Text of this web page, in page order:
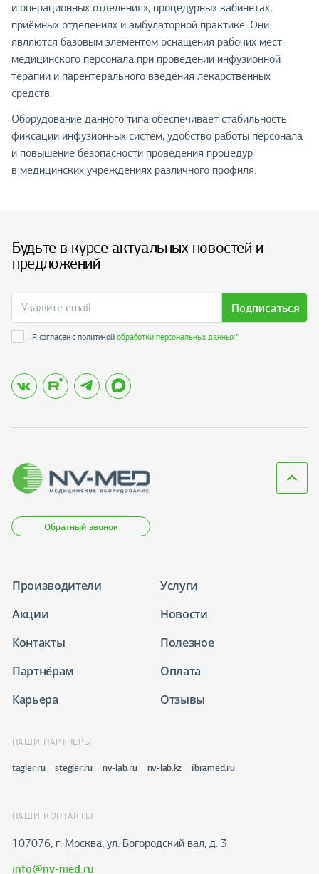
и операционных отделениях, процедурных кабинетах,
приёмных отделениях и амбулаторной практике. Они
являются базовым элементом оснащения рабочих мест
медицинского персонала при проведении инфузионной
терапии и парентерального введения лекарственных
средств.
Оборудование данного типа обеспечивает стабильность
фиксации инфузионных систем, удобство работы персонала
и повышение безопасности проведения процедур
в медицинских учреждениях различного профиля.
Будьте в курсе актуальных новостей и
предложений
Подписаться
Я согласен с политикойобработки персональных данных*
Обратный звонок
Производители
Услуги
Акции
Новости
Контакты
Полезное
Партнёрам
Оплата
Карьера
Отзывы
НАШИ ПАРТНЕРЫ
tagler.ru stegler.ru nv-lab.ru nv-lab.kz ibramed.ru
НАШИ КОНТАКТЫ
107076, г. Москва, ул. Богородский вал, д. 3
info@nv-med.ru